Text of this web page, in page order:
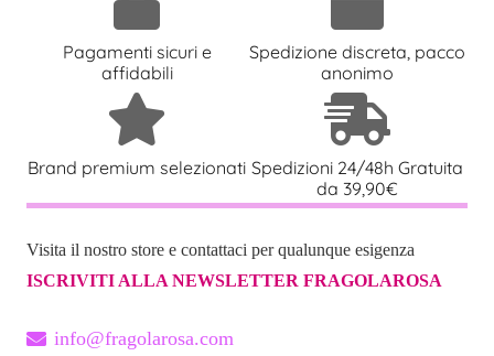
Pagamenti sicuri e
affidabili
Spedizione discreta, pacco
anonimo
Brand premium selezionati Spedizioni 24/48h Gratuita
da 39,90€
Visita il nostro store e contattaci per qualunque esigenza
ISCRIVITI ALLA NEWSLETTER FRAGOLAROSA
info@fragolarosa.com